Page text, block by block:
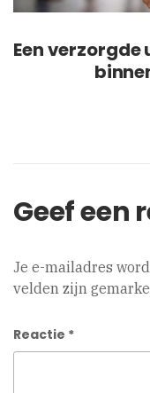
Een
Geef een
Je e-mailadres
velden zijn
Reactie *